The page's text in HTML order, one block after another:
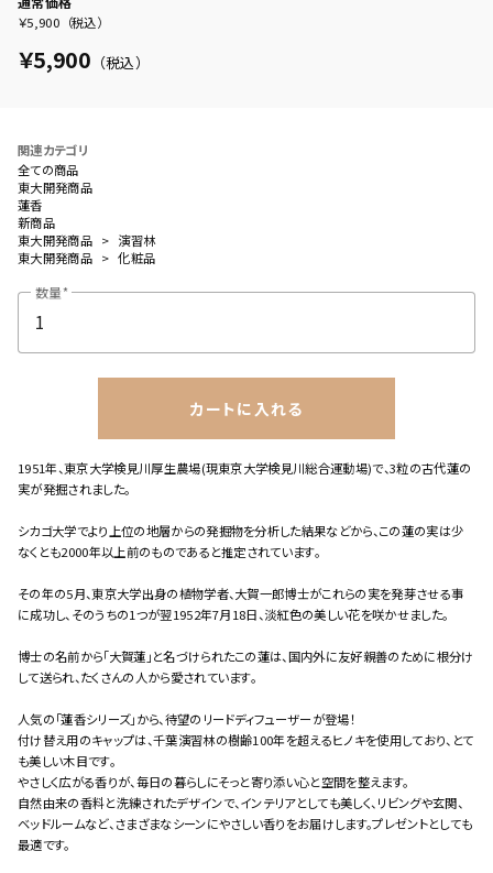
￥5,900 （税込）
￥5,900 （税込）
関連カテゴリ
全ての商品
東大開発商品
蓮香
新商品
東大開発商品
演習林
東大開発商品
化粧品
数量
カートに入れる
お買い物を続ける
1951年、東京大学検見川厚生農場(現東京大学検見川総合運動場)で、3粒の古代蓮の
実が発掘されました。
シカゴ大学でより上位の地層からの発掘物を分析した結果などから、この蓮の実は少
なくとも2000年以上前のものであると推定されています。
その年の5月、東京大学出身の植物学者、大賀一郎博士がこれらの実を発芽させる事
に成功し、そのうちの1つが翌1952年7月18日、淡紅色の美しい花を咲かせました。
博士の名前から「大賀蓮」と名づけられたこの蓮は、国内外に友好親善のために根分け
して送られ、たくさんの人から愛されています。
人気の「蓮香シリーズ」から、待望のリードディフューザーが登場！
付け替え用のキャップは、千葉演習林の樹齢100年を超えるヒノキを使用しており、とて
も美しい木目です。
やさしく広がる香りが、毎日の暮らしにそっと寄り添い心と空間を整えます。
自然由来の香料と洗練されたデザインで、インテリアとしても美しく、リビングや玄関、
ベッドルームなど、さまざまなシーンにやさしい香りをお届けします。プレゼントとしても
最適です。